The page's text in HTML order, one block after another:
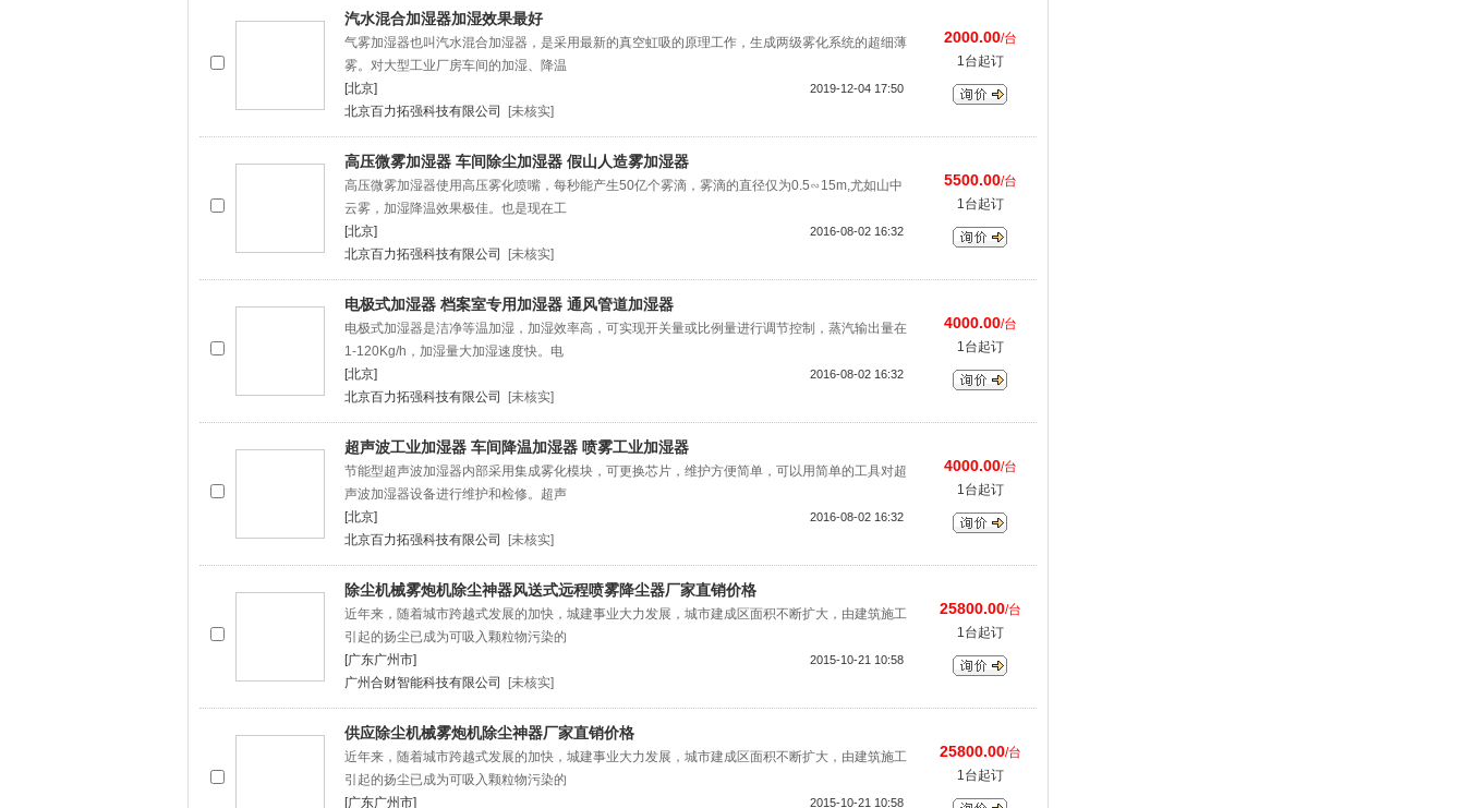
汽水混合加湿器加湿效果最好
气雾加湿器也叫汽水混合加湿器，是采用最新的真空虹吸的原理工作，生成两级雾化系统的超细薄
雾。对大型工业厂房车间的加湿、降温
2019-12-04 17:50
[北京]
北京百力拓强科技有限公司
[未核实]
2000.00/台
1台起订
高压微雾加湿器 车间除尘加湿器 假山人造雾加湿器
高压微雾加湿器使用高压雾化喷嘴，每秒能产生50亿个雾滴，雾滴的直径仅为0.5∽15m,尤如山中
云雾，加湿降温效果极佳。也是现在工
2016-08-02 16:32
[北京]
北京百力拓强科技有限公司
[未核实]
5500.00/台
1台起订
电极式加湿器 档案室专用加湿器 通风管道加湿器
电极式加湿器是洁净等温加湿，加湿效率高，可实现开关量或比例量进行调节控制，蒸汽输出量在
1-120Kg/h，加湿量大加湿速度快。电
2016-08-02 16:32
[北京]
北京百力拓强科技有限公司
[未核实]
4000.00/台
1台起订
超声波工业加湿器 车间降温加湿器 喷雾工业加湿器
节能型超声波加湿器内部采用集成雾化模块，可更换芯片，维护方便简单，可以用简单的工具对超
声波加湿器设备进行维护和检修。超声
2016-08-02 16:32
[北京]
北京百力拓强科技有限公司
[未核实]
4000.00/台
1台起订
除尘机械雾炮机除尘神器风送式远程喷雾降尘器厂家直销价格
近年来，随着城市跨越式发展的加快，城建事业大力发展，城市建成区面积不断扩大，由建筑施工
引起的扬尘已成为可吸入颗粒物污染的
2015-10-21 10:58
[广东广州市]
广州合财智能科技有限公司
[未核实]
25800.00/台
1台起订
供应除尘机械雾炮机除尘神器厂家直销价格
近年来，随着城市跨越式发展的加快，城建事业大力发展，城市建成区面积不断扩大，由建筑施工
引起的扬尘已成为可吸入颗粒物污染的
2015-10-21 10:58
[广东广州市]
25800.00/台
1台起订